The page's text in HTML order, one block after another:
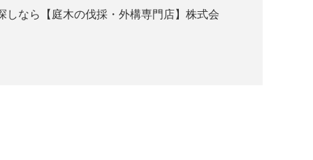
しなら【庭木の伐採・外構専門店】株式会